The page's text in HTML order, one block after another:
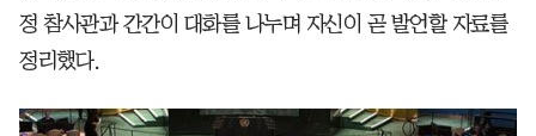
정 참사관과 간간이 대화를 나누며 자신이 곧 발언할 자료를
정리했다.